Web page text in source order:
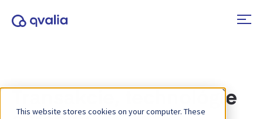
This website stores cookies on your computer. These
Transakcie, technológie